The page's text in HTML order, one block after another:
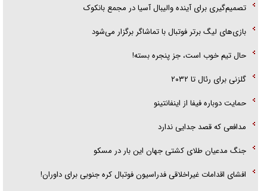
تصمیم‌گیری برای آینده والیبال آسیا در مجمع بانکوک
بازی‌های لیگ برتر فوتبال با تماشاگر برگزار می‌شود
حال تیم خوب است، جز پنجره بسته!
گلزنی برای رئال تا ۲۰۳۲
حمایت دوباره فیفا از اینفانتینو
مدافعی که قصد جدایی ندارد
جنگ مدعیان طلای کشتی جهان این بار در مسکو
افشای اقدامات غیراخلاقی فدراسیون فوتبال کره جنوبی برای داوران!